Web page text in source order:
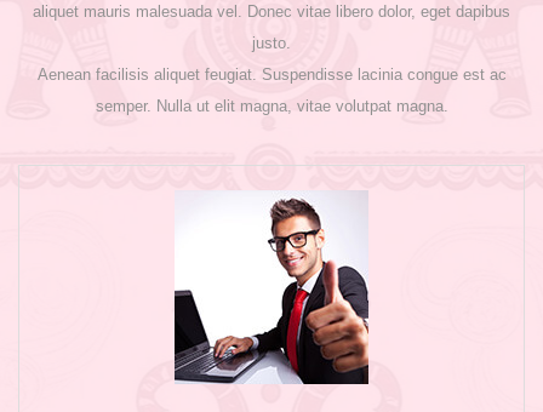
aliquet mauris malesuada vel. Donec vitae libero dolor, eget dapibus
justo.
Aenean facilisis aliquet feugiat. Suspendisse lacinia congue est ac
semper. Nulla ut elit magna, vitae volutpat magna.